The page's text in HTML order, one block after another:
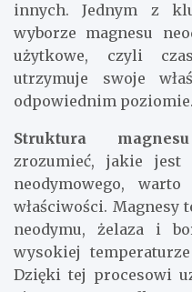
innych. Jednym z
wyborze magnesu
użytkowe, czyli
utrzymuje swoje
odpowiednim poziomie.
Struktura
zrozumieć, jakie jest
neodymowego,
właściwości. Magnesy
neodymu, żelaza i
wysokiej
Dzięki tej procesowi